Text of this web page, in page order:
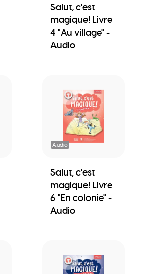
Salut, c'est
magique! Livre
4 "Au village" -
Audio
Audio
Salut, c'est
magique! Livre
6 "En colonie" -
Audio